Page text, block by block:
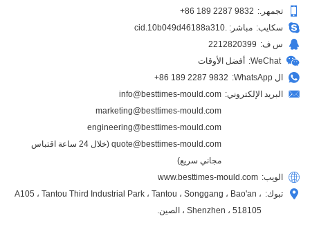
تجمهر.: +86 189 2287 9832
سكايب: مباشر: .cid.10b049d46188a310
س ف: 2212820399
WeChat: أفضل الأوقات
ال WhatsApp:
+86 189 2287 9832
البريد الإلكتروني: info@besttimes-mould.com
marketing@besttimes-mould.com
engineering@besttimes-mould.com
quote@besttimes-mould.com
(خلال 24 ساعة اقتباس
مجاني سريع)
الويب: www.besttimes-mould.com
تبوك: A105 ، Tantou Third Industrial Park ، Tantou ، Songgang ، Bao'an ،
Shenzhen ، 518105 ، الصين.